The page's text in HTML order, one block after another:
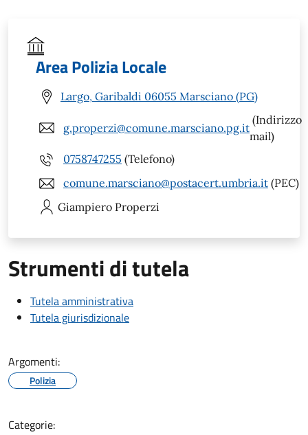
Area Polizia Locale
Largo, Garibaldi 06055 Marsciano (PG)
g.properzi@comune.marsciano.pg.it
(Indirizzo
mail)
0758747255 (Telefono)
comune.marsciano@postacert.umbria.it (PEC)
Giampiero Properzi
Strumenti di tutela
Tutela amministrativa
Tutela giurisdizionale
Argomenti:
Polizia
Categorie: